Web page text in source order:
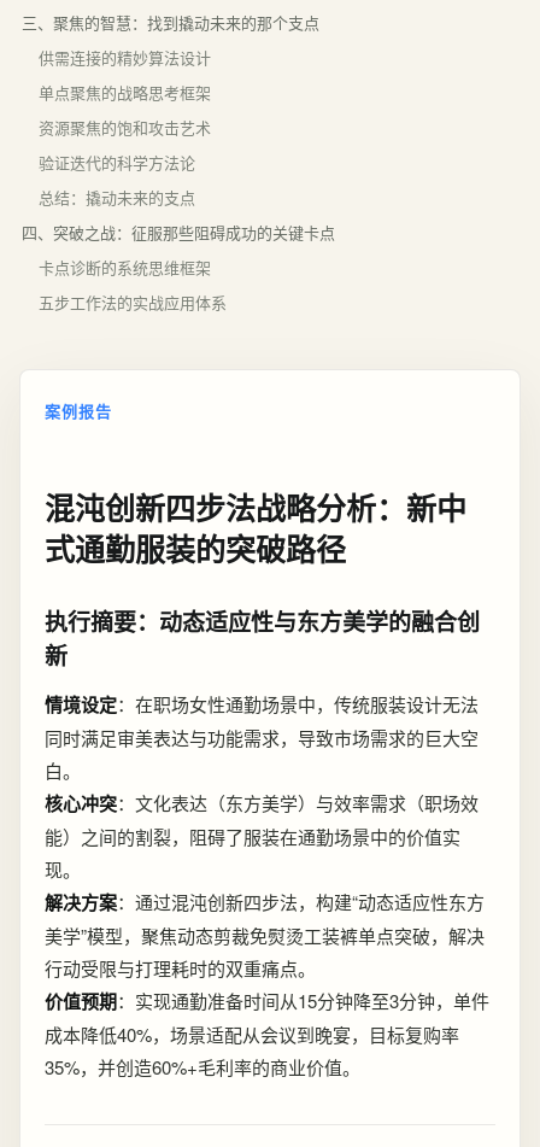
三、聚焦的智慧：找到撬动未来的那个支点
供需连接的精妙算法设计
单点聚焦的战略思考框架
资源聚焦的饱和攻击艺术
验证迭代的科学方法论
总结：撬动未来的支点
四、突破之战：征服那些阻碍成功的关键卡点
卡点诊断的系统思维框架
五步工作法的实战应用体系
案例报告
混沌创新四步法战略分析：新中
式通勤服装的突破路径
执行摘要：动态适应性与东方美学的融合创
新
情境设定：在职场女性通勤场景中，传统服装设计无法
同时满足审美表达与功能需求，导致市场需求的巨大空
白。
核心冲突：文化表达（东方美学）与效率需求（职场效
能）之间的割裂，阻碍了服装在通勤场景中的价值实
现。
解决方案：通过混沌创新四步法，构建“动态适应性东方
美学”模型，聚焦动态剪裁免熨烫工装裤单点突破，解决
行动受限与打理耗时的双重痛点。
价值预期：实现通勤准备时间从15分钟降至3分钟，单件
成本降低40%，场景适配从会议到晚宴，目标复购率
35%，并创造60%+毛利率的商业价值。